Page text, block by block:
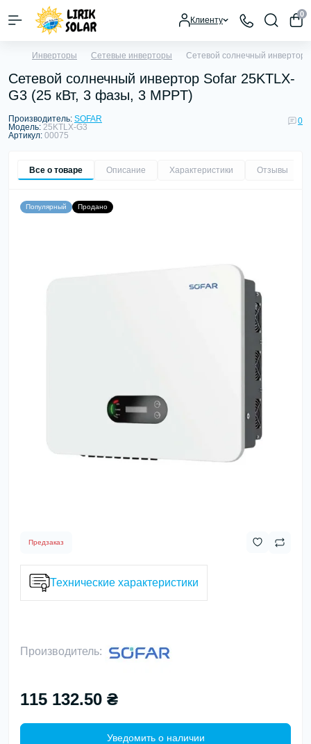
Клиенту
0
Инверторы Сетевые инверторы Сетевой солнечный инвертор
Сетевой солнечный инвертор Sofar 25KTLX-
G3 (25 кВт, 3 фазы, 3 MPPT)
Производитель: SOFAR
Модель: 25KTLX-G3
Артикул: 00075
0
Все о товаре Описание Характеристики Отзывы
Популярный Продано
Предзаказ
Технические характеристики
Производитель:
115 132.50 ₴
Уведомить о наличии